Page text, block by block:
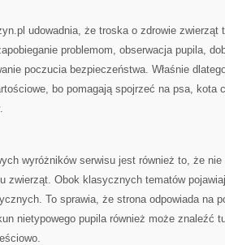
udowadnia, że troska o zdrowie zwierząt
problemom, obserwacja pupila,
poczucia bezpieczeństwa. Właśnie
bo pomagają spojrzeć na psa, kota
wyróżników serwisu jest również to, że nie
zwierząt. Obok klasycznych tematów
To sprawia, że strona odpowiada na
nietypowego pupila również może znaleźć